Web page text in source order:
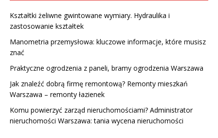
Kształtki żeliwne gwintowane wymiary. Hydraulika i
zastosowanie kształtek
Manometria przemysłowa: kluczowe informacje, które musisz
znać
Praktyczne ogrodzenia z paneli, bramy ogrodzenia Warszawa
Jak znaleźć dobrą firmę remontową? Remonty mieszkań
Warszawa – remonty łazienek
Komu powierzyć zarząd nieruchomościami? Administrator
nieruchomości Warszawa: tania wycena nieruchomości